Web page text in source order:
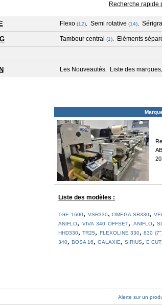
Recherche rapide
Flexo (12), Semi rotative (14),
Tambour central (1), Eléments
Les Nouveautés, Liste des marques,
Liste des modèles :
TGE 1600, VSR330,OMEGA SR330,
ANIFLO, VIVA 340 OFFSET, ANIFLO,
HHD330,TR25, FLEXOLINE 330,830
340,BOSA 16,GALAXIE,SIRIUS,E CUT
Alerte sur un